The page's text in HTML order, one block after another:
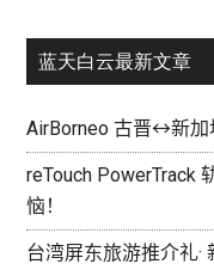
蓝天白云最新文章
AirBorneo 古晋↔新
reTouch PowerTrack
恼！
台湾屏东旅游推介礼·